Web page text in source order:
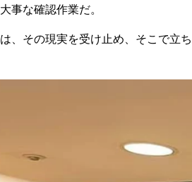
事な確認作業だ。
、その現実を受け止め、そこで立ち